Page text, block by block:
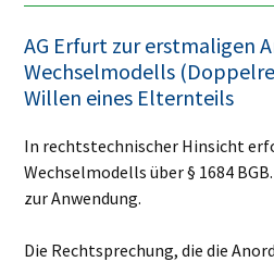
AG Erfurt zur erstmaligen
Wechselmodells
Willen eines Elternteils
In rechtstechnischer Hinsicht
Wechselmodells über § 1684
zur Anwendung.
Die Rechtsprechung, die die